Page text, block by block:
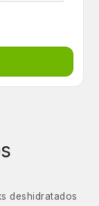
deshidratados